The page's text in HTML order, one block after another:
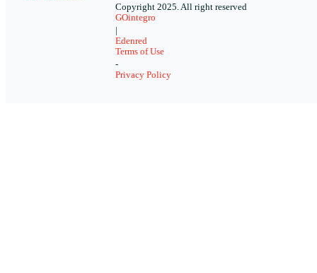
Copyright 2025. All right reserved
GOintegro
Edenred
Terms of Use
-
Privacy Policy